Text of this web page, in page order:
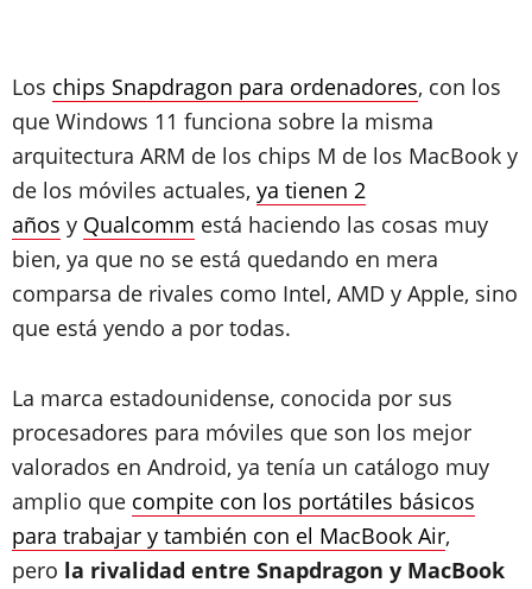
Los chips Snapdragon para ordenadores, con los
que Windows 11 funciona sobre la misma
arquitectura ARM de los chips M de los MacBook y
de los móviles actuales, ya tienen 2
años y Qualcomm está haciendo las cosas muy
bien, ya que no se está quedando en mera
comparsa de rivales como Intel, AMD y Apple, sino
que está yendo a por todas.
La marca estadounidense, conocida por sus
procesadores para móviles que son los mejor
valorados en Android, ya tenía un catálogo muy
amplio que compite con los portátiles básicos
para trabajar y también con el MacBook Air,
pero la rivalidad entre Snapdragon y MacBook